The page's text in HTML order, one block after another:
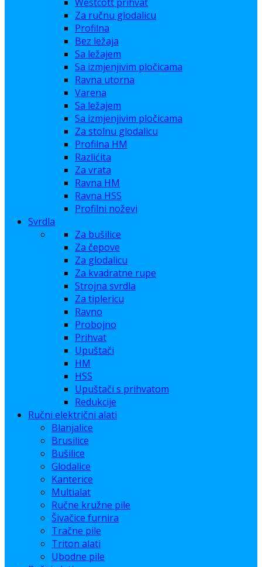
Za ručnu glodalicu
Profilna
Bez ležaja
Sa ležajem
Sa izmjenjivim pločicama
Ravna utorna
Varena
Sa ležajem
Sa izmjenjivim pločicama
Za stolnu glodalicu
Profilna HM
Razlićita
Za vrata
Ravna HM
Ravna HSS
Profilni noževi
Svrdla
Za bušilice
Za čepove
Za glodalicu
Za kvadratne rupe
Strojna svrdla
Za tiplericu
Ravno
Probojno
Prihvat
Upuštači
HM
HSS
Upuštači s prihvatom
Redukcije
Ručni električni alati
Blanjalice
Brusilice
Bušilice
Glodalice
Kanterice
Multialat
Ručne kružne pile
Šivačice furnira
Tračne pile
Triton alati
Ubodne pile